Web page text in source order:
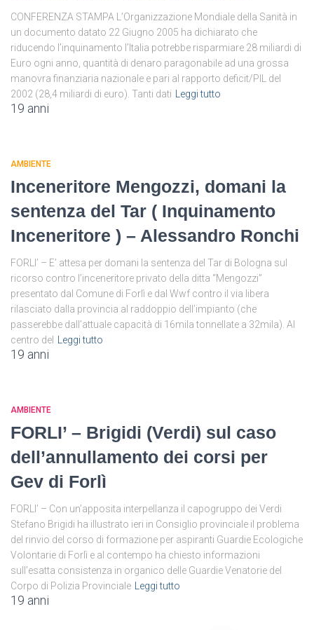
CONFERENZA STAMPA L’Organizzazione Mondiale della Sanità in
un documento datato 22 Giugno 2005 ha dichiarato che
riducendo l’inquinamento l’Italia potrebbe risparmiare 28 miliardi di
Euro ogni anno, quantità di denaro paragonabile ad una grossa
manovra finanziaria nazionale e pari al rapporto deficit/PIL del
2002 (28,4 miliardi di euro). Tanti dati
Leggi tutto
19 anni
AMBIENTE
Inceneritore Mengozzi, domani la
sentenza del Tar ( Inquinamento
Inceneritore ) – Alessandro Ronchi
FORLI’ – E’ attesa per domani la sentenza del Tar di Bologna sul
ricorso contro l’inceneritore privato della ditta “Mengozzi”
presentato dal Comune di Forlì e dal Wwf contro il via libera
rilasciato dalla provincia al raddoppio dell’impianto (che
passerebbe dall’attuale capacità di 16mila tonnellate a 32mila). Al
centro del
Leggi tutto
19 anni
AMBIENTE
FORLI’ – Brigidi (Verdi) sul caso
dell’annullamento dei corsi per
Gev di Forlì
FORLI’ – Con un’apposita interpellanza il capogruppo dei Verdi
Stefano Brigidi ha illustrato ieri in Consiglio provinciale il problema
del rinvio del corso di formazione per aspiranti Guardie Ecologiche
Volontarie di Forlì e al contempo ha chiesto informazioni
sull’esatta consistenza in organico delle Guardie Venatorie del
Corpo di Polizia Provinciale
Leggi tutto
19 anni